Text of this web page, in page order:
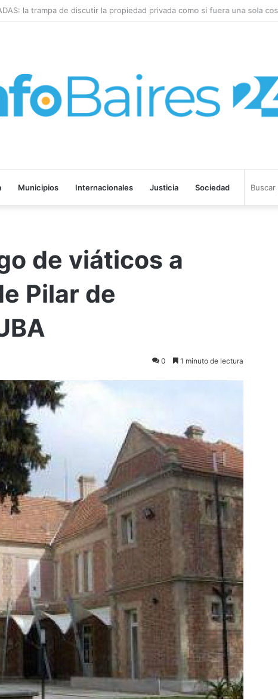
la trampa de discutir la propiedad privada como si fuera una sola cosa
Municipios Internacionales Justicia Sociedad
de viáticos a
Pilar de
0 1 minuto de lectura